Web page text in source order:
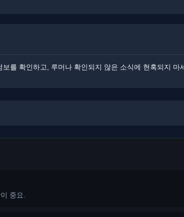
를 확인하고, 루머나 확인되지 않은 소식에 현혹되지 마
중요.